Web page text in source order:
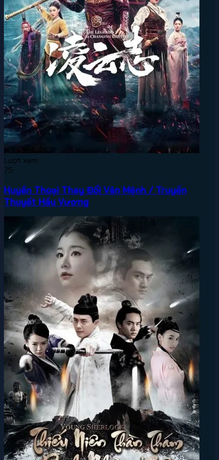
Lượt xem:
75
Huyền Thoại Thay Đổi Vận Mệnh / Truyền
Thuyết Hầu Vương